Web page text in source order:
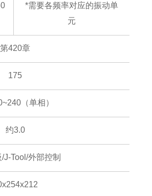
*需要各频率对应的振动单
元
第420章
175
（单相）
约3.0
J-Tool/外部控制